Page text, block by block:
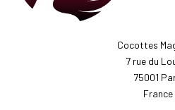
Cocottes
7 rue du
75001
France